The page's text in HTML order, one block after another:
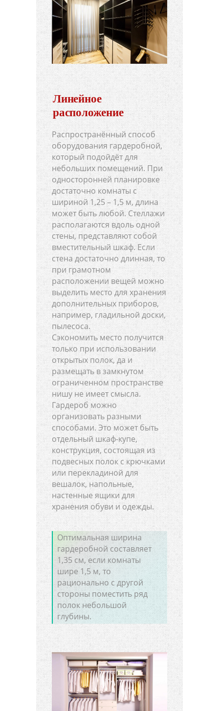
Линейное
расположение
Распространённый способ
оборудования гардеробной,
который подойдёт для
небольших помещений. При
односторонней планировке
достаточно комнаты с
шириной 1,25 – 1,5 м, длина
может быть любой. Стеллажи
располагаются вдоль одной
стены, представляют собой
вместительный шкаф. Если
стена достаточно длинная, то
при грамотном
расположении вещей можно
выделить место для хранения
дополнительных приборов,
например, гладильной доски,
пылесоса.
Сэкономить место получится
только при использовании
открытых полок, да и
размещать в замкнутом
ограниченном пространстве
нишу не имеет смысла.
Гардероб можно
организовать разными
способами. Это может быть
отдельный шкаф-купе,
конструкция, состоящая из
подвесных полок с крючками
или перекладиной для
вешалок, напольные,
настенные ящики для
хранения обуви и одежды.
Оптимальная ширина
гардеробной составляет
1,35 см, если комнаты
шире 1,5 м, то
рационально с другой
стороны поместить ряд
полок небольшой
глубины.